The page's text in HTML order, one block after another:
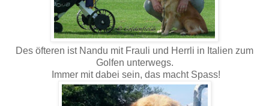
Des öfteren ist Nandu mit Frauli und Herrli in Italien zum
Golfen unterwegs.
Immer mit dabei sein, das macht Spass!